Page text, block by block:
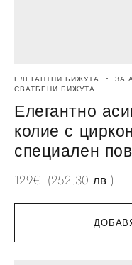
ЕЛЕГАНТНИ БИЖУТА ЗА
СВАТБЕНИ БИЖУТА
Елегантно
колие с
специален
129€ (252.30 лв.)